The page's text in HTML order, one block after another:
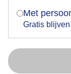
Met
Gratis
Heideweg,